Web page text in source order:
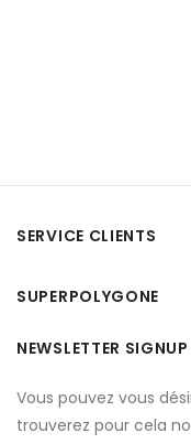
SERVICE CLIENTS
SUPERPOLYGONE
NEWSLETTER SIGNUP
Vous pouvez vous
trouverez pour cela